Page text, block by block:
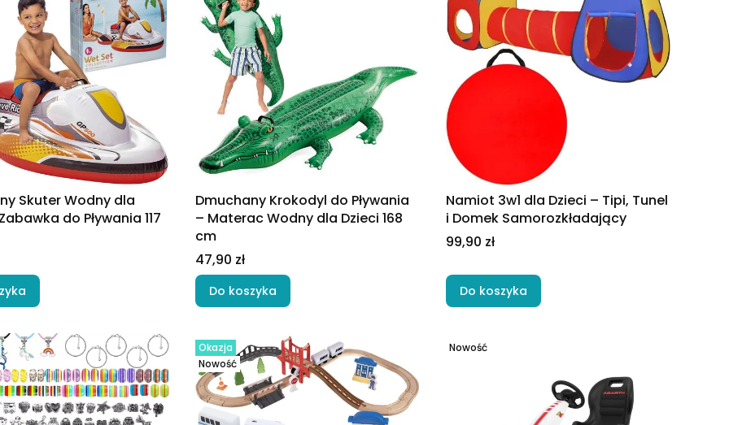
Skuter Wodny dla
do Pływania 117
Dmuchany Krokodyl do Pływania
– Materac Wodny dla Dzieci 168
cm
Cena
47,90 zł
Do koszyka
Namiot 3w1 dla Dzieci – Tipi, Tunel
i Domek Samorozkładający
Cena
99,90 zł
Do koszyka
Okazja
Nowość
Nowość